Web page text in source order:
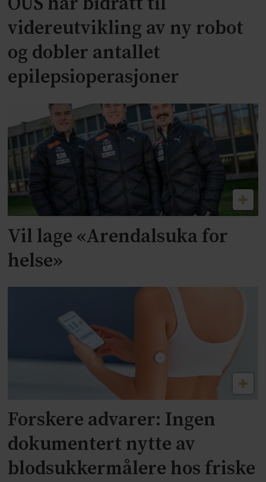
videreutvikling av ny robot
og dobler antallet
epilepsioperasjoner
Vil lage «Arendalsuka for
helse»
Forskere advarer: Ingen
dokumentert nytte av
blodsukkermålere hos friske